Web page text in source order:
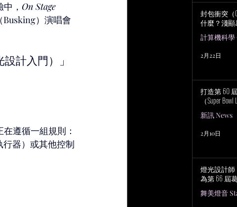
， On Stage
）演唱會
設計入門）」
遵循一組規則：
器）或其他控制
封包衝突（
什麼？淺
計算機科學
2月22日
打造第 60
（Super
新訊 News
2月10日
燈光設計師
為第 66 屆
舞美燈音